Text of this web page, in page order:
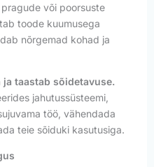
või poorsuste
toode kuumusega
nõrgemad kohad ja
taastab sõidetavuse.
jahutussüsteemi,
töö, vähendada
teie sõiduki kasutusiga.